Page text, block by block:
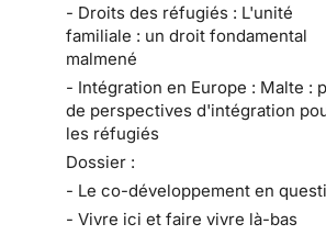
- Droits des réfugiés : L'unité
familiale : un droit fondamental
malmené
- Intégration en Europe : Malte :
de perspectives d'intégration
les réfugiés
Dossier :
- Le co-développement en
- Vivre ici et faire vivre là-bas